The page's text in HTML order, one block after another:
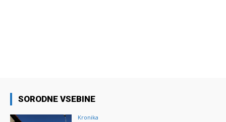
SORODNE VSEBINE
Kronika